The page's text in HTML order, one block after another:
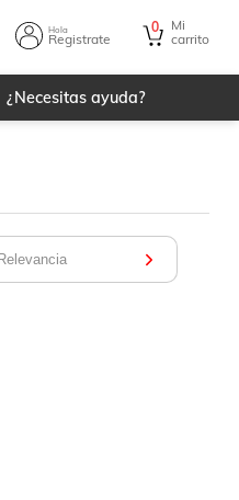
Hola
Registrate
0
Mi
carrito
¿Necesitas ayuda?